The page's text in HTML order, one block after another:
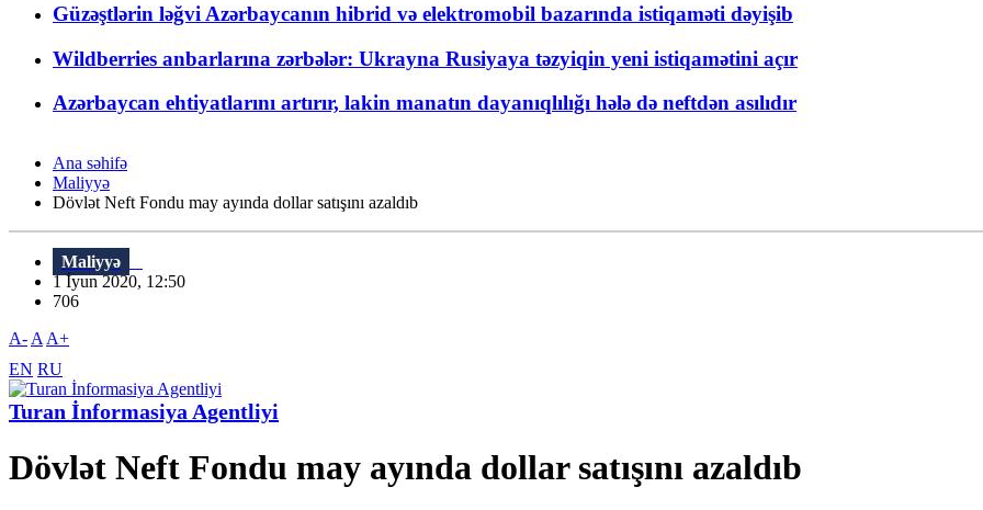
Güzəştlərin ləğvi Azərbaycanın hibrid və elektromobil bazarında istiqaməti dəyişib
Wildberries anbarlarına zərbələr: Ukrayna Rusiyaya təzyiqin yeni istiqamətini açır
Azərbaycan ehtiyatlarını artırır, lakin manatın dayanıqlılığı hələ də neftdən asılıdır
Ana səhifə
Maliyyə
Dövlət Neft Fondu may ayında dollar satışını azaldıb
Maliyyə
1 İyun 2020, 12:50
706
A- A A+
EN RU
Turan İnformasiya Agentliyi
Dövlət Neft Fondu may ayında dollar satışını azaldıb